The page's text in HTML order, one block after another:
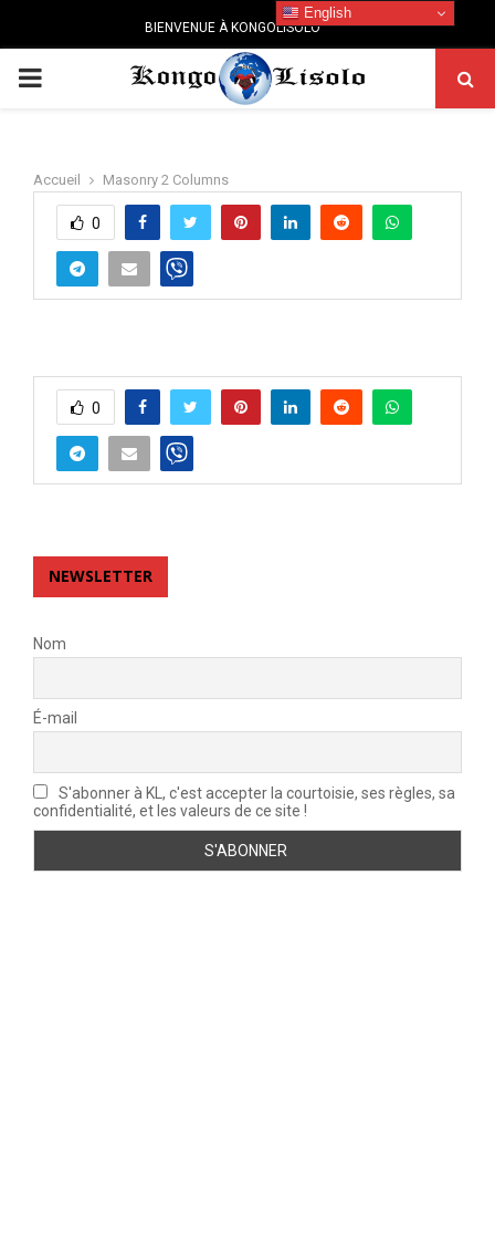
BIENVENUE À KONGOLISOLO
PRIMARY
Accueil Masonry 2 Columns
0
0
NEWSLETTER
Nom
É-mail
S'abonner à KL, c'est accepter la courtoisie, ses règles, sa
confidentialité, et les valeurs de ce site !
English